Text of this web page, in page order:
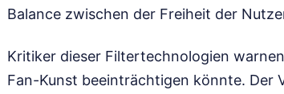
Balance zwischen der Freiheit der
Kritiker dieser Filtertechnologien
Fan-Kunst beeinträchtigen könnte. Der